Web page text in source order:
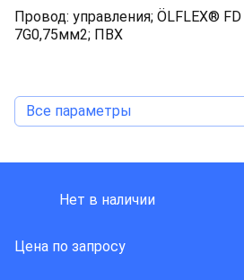
Провод: управления; ÖLFLEX® FD
7G0,75мм2; ПВХ
Все параметры
Нет в наличии
Цена по запросу